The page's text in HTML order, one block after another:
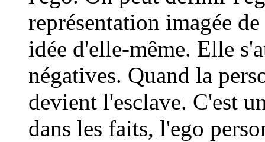
représentation imagée
idée d'elle-même. Elle
négatives. Quand la
devient l'esclave. C'est
dans les faits, l'ego